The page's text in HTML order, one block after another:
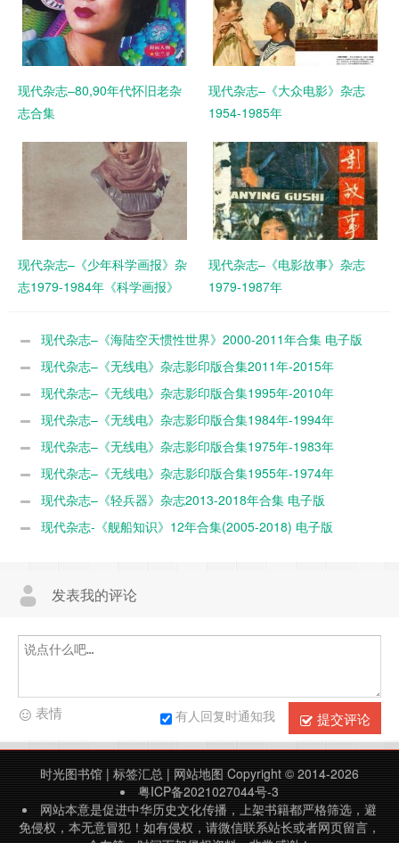
现代杂志–80,90年代怀旧老杂
志合集
现代杂志–《大众电影》杂志
1954-1985年
现代杂志–《少年科学画报》杂
志1979-1984年《科学画报》
现代杂志–《电影故事》杂志
1979-1987年
现代杂志–《海陆空天惯性世界》2000-2011年合集 电子版
现代杂志–《无线电》杂志影印版合集2011年-2015年
现代杂志–《无线电》杂志影印版合集1995年-2010年
现代杂志–《无线电》杂志影印版合集1984年-1994年
现代杂志–《无线电》杂志影印版合集1975年-1983年
现代杂志–《无线电》杂志影印版合集1955年-1974年
现代杂志–《轻兵器》杂志2013-2018年合集 电子版
现代杂志-《舰船知识》12年合集(2005-2018) 电子版
发表我的评论
提交评论
有人回复时通知我
表情
时光图书馆 | 标签汇总 | 网站地图 Copyright © 2014-2026
粤ICP备2021027044号-3
网站本意是促进中华历史文化传播，上架书籍都严格筛选，避
免侵权，本无意冒犯！如有侵权，请微信联系站长或者网页留言，